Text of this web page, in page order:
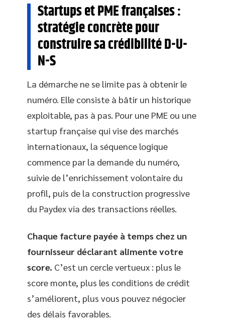
Startups et PME françaises :
stratégie concrète pour
construire sa crédibilité D-U-
N-S
La démarche ne se limite pas à obtenir le
numéro. Elle consiste à bâtir un historique
exploitable, pas à pas. Pour une PME ou une
startup française qui vise des marchés
internationaux, la séquence logique
commence par la demande du numéro,
suivie de l’enrichissement volontaire du
profil, puis de la construction progressive
du Paydex via des transactions réelles.
Chaque facture payée à temps chez un
fournisseur déclarant alimente votre
score. C’est un cercle vertueux : plus le
score monte, plus les conditions de crédit
s’améliorent, plus vous pouvez négocier
des délais favorables.